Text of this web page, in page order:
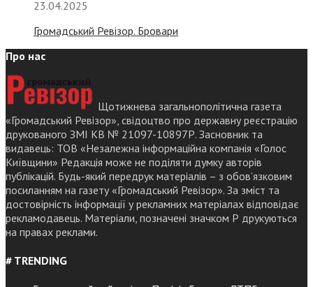
23.04.2025
Громадський Ревізор. Бровари
Про нас
Щотижнева загальнополітична газета
«Громадський Ревізор», свідоцтво про державну реєстрацію
друкованого ЗМІ КВ № 21097-10897Р. Засновник та
видавець: ТОВ «Незалежна інформаційна компанія «Голос
Київщини» Редакція може не поділяти думку авторів
публікацій. Будь-який передрук матеріалів – з обов’язковим
посиланням на газету «Громадський Ревізор». За зміст та
достовірність інформації у рекламних матеріалах відповідає
рекламодавець. Матеріали, позначені значком Р друкуються
на правах реклами.
# TRENDING